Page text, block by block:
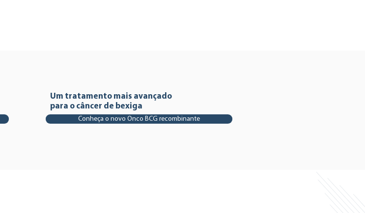
Um tratamento mais avançado
para o câncer de bexiga
Conheça o novo Onco BCG recombinante